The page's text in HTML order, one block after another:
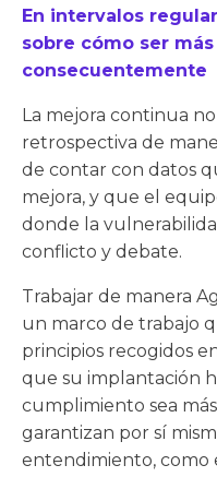
En intervalos
sobre cómo ser
consecuentemente
La mejora continua
retrospectiva de
de contar con datos
mejora, y que el
donde la
conflicto y debate.
Trabajar de manera
un marco de trabajo
principios recogidos
que su implantación
cumplimiento sea
garantizan por sí
entendimiento, como